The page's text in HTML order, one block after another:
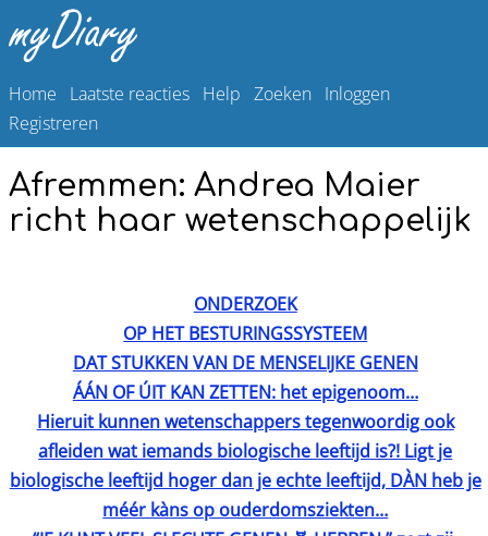
Home Laatste reacties Help Zoeken Inloggen
Registreren
Afremmen: Andrea Maier
richt haar wetenschappelijk
ONDERZOEK
OP HET BESTURINGSSYSTEEM
DAT STUKKEN VAN DE MENSELIJKE GENEN
ÁÁN OF ÚIT KAN ZETTEN: het epigenoom…
Hieruit kunnen wetenschappers tegenwoordig ook
afleiden wat iemands biologische leeftijd is?! Ligt je
biologische leeftijd hoger dan je echte leeftijd, DÀN heb je
méér kàns op ouderdomsziekten…